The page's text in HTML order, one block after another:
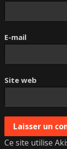
E-mail
Site web
Ce site utilise